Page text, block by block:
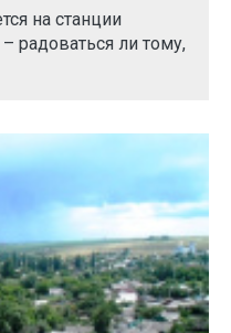
на станции
радоваться ли тому,